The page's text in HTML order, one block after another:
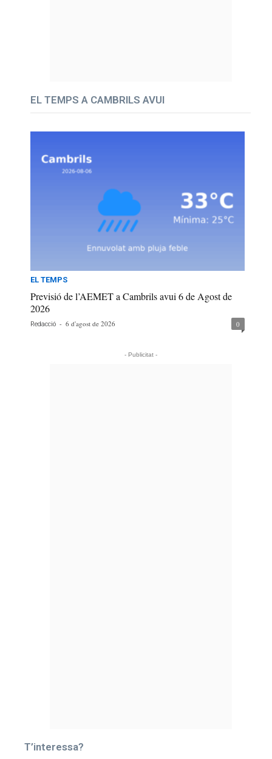
EL TEMPS A CAMBRILS AVUI
EL TEMPS
Previsió de l’AEMET a Cambrils avui 6 de Agost de
2026
Redacció - 6 d'agost de 2026 0
- Publicitat -
T’interessa?